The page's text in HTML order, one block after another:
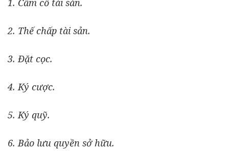
1. Cầm cố tài sản.
2. Thế chấp tài sản.
3. Đặt cọc.
4. Ký cược.
5. Ký quỹ.
6. Bảo lưu quyền sở hữu.